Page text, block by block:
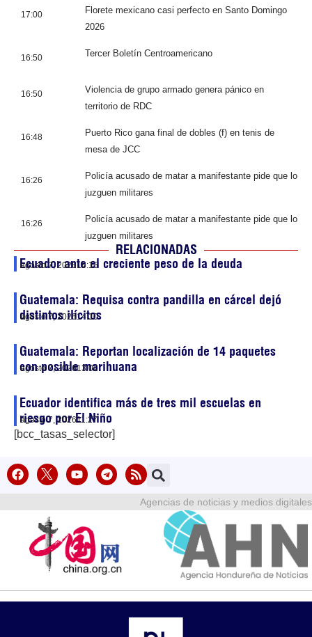
17:00
Florete mexicano casi perfecto en Santo Domingo
2026
16:50 Tercer Boletín Centroamericano
16:50
Violencia de grupo armado genera pánico en
territorio de RDC
16:48
Puerto Rico gana final de dobles (f) en tenis de
mesa de JCC
16:26
Policía acusado de matar a manifestante pide que lo
juzguen militares
16:26
Policía acusado de matar a manifestante pide que lo
juzguen militares
RELACIONADAS
Ecuador ante el creciente peso de la deuda
agosto 7, 202616:15
Guatemala: Requisa contra pandilla en cárcel dejó
distintos ilícitos
agosto 7, 202614:10
Guatemala: Reportan localización de 14 paquetes
con posible marihuana
agosto 7, 202613:00
Ecuador identifica más de tres mil escuelas en
riesgo por El Niño
agosto 7, 202611:27
[bcc_tasas_selector]
Agencias de noticias y medios digitales